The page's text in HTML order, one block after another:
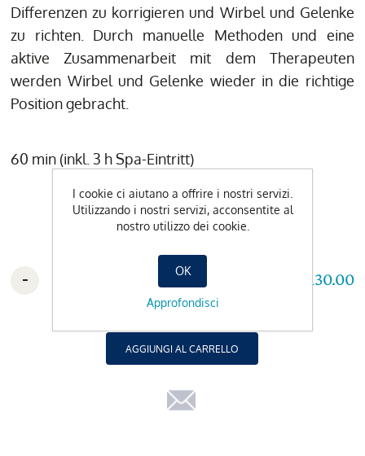
Differenzen zu korrigieren und Wirbel und Gelenke
zu richten. Durch manuelle Methoden und eine
aktive Zusammenarbeit mit dem Therapeuten
werden Wirbel und Gelenke wieder in die richtige
Position gebracht.
60 min (inkl. 3 h Spa-Eintritt)
CHF 130.00
-
I cookie ci aiutano a offrire i nostri servizi.
Utilizzando i nostri servizi, acconsentite al
nostro utilizzo dei cookie.
OK
Approfondisci